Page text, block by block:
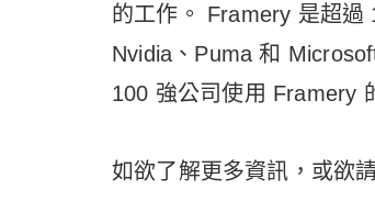
的工作。 Framery 是超過
Nvidia、Puma 和
100 強公司使用 Framery
如欲了解更多資訊，或欲